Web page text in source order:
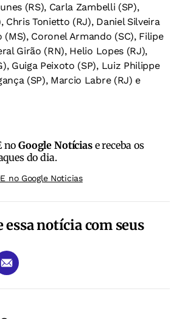
(RS), Carla Zambelli (SP),
Chris Tonietto (RJ), Daniel Silveira
(MS), Coronel Armando (SC), Filipe
Girão (RN), Helio Lopes (RJ),
Guiga Peixoto (SP), Luiz Philippe
(SP), Marcio Labre (RJ) e
noGoogle Notíciase receba os
do dia.
no Google Noticias
notícia com seus